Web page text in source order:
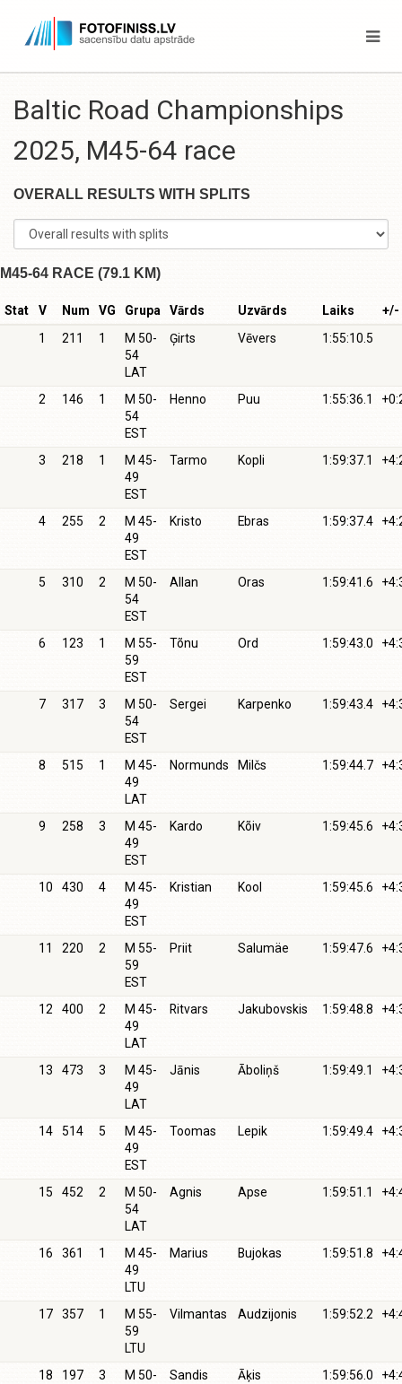
Baltic Road Championships
2025, M45-64 race
OVERALL RESULTS WITH SPLITS
M45-64 RACE (79.1 KM)
Stat V Num VG Grupa Vārds Uzvārds Laiks
+/-
1
211 1
M 50-
54
LAT
Ģirts Vēvers 1:55:10.5
2 146 1
M 50-
54
EST
Henno Puu 1:55:36.1
3 218 1
M 45-
49
EST
Tarmo Kopli 1:59:37.1
4 255 2
M 45-
49
EST
Kristo Ebras 1:59:37.4
5 310 2
M 50-
54
EST
Allan Oras 1:59:41.6
6 123 1
M 55-
59
EST
Tõnu Ord 1:59:43.0
7 317 3
M 50-
54
EST
Sergei Karpenko 1:59:43.4
8 515 1
M 45-
49
LAT
Normunds Milčs 1:59:44.7
9 258 3
M 45-
49
EST
Kardo Kõiv 1:59:45.6
10 430 4
M 45-
49
EST
Kristian Kool 1:59:45.6
11 220 2
M 55-
59
EST
Priit Salumäe 1:59:47.6
12 400 2
M 45-
49
LAT
Ritvars Jakubovskis 1:59:48.8
13 473 3
M 45-
49
LAT
Jānis Āboliņš 1:59:49.1
14 514 5
M 45-
49
EST
Toomas Lepik 1:59:49.4
15 452 2
M 50-
54
LAT
Agnis Apse 1:59:51.1
16 361 1
M 45-
49
LTU
Marius Bujokas 1:59:51.8
17 357 1
M 55-
59
LTU
Vilmantas Audzijonis 1:59:52.2
18 197 3
M 50-
Sandis Āķis 1:59:56.0